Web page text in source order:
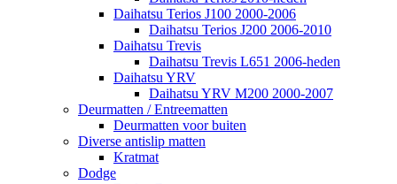
Daihatsu Terios J100 2000-2006
Daihatsu Terios J200 2006-2010
Daihatsu Trevis
Daihatsu Trevis L651 2006-heden
Daihatsu YRV
Daihatsu YRV M200 2000-2007
Deurmatten / Entreematten
Deurmatten voor buiten
Diverse antislip matten
Kratmat
Dodge